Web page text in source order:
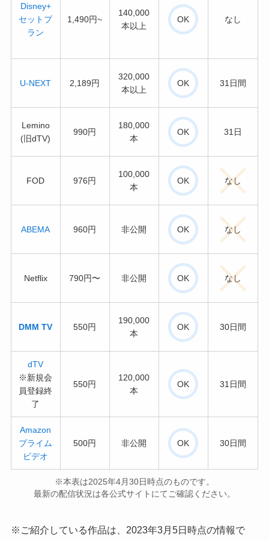
Disney+
セットプ
ラン
1,490円~
140,000
本以上
OK なし
U-NEXT 2,189円
320,000
本以上
OK 31日間
Lemino
(旧dTV)
990円
180,000
本
OK 31日
FOD 976円
100,000
本
OK なし
ABEMA 960円 非公開 OK なし
Netflix 790円〜 非公開 OK なし
DMM TV 550円
190,000
本
OK 30日間
dTV
※新規会
員登録終
了
550円
120,000
本
OK 31日間
Amazon
プライム
ビデオ
500円 非公開 OK 30日間
※本表は2025年4月30日時点のものです。
最新の配信状況は各公式サイトにてご確認ください。
※ご紹介している作品は、2023年3月5日時点の情報で